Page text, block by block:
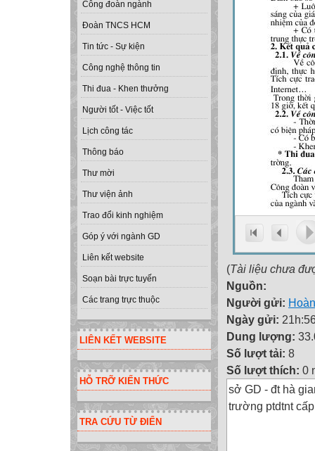
Công đoàn ngành
Đoàn TNCS HCM
Tin tức - Sự kiện
Công nghệ thông tin
Thi đua - Khen thưởng
Người tốt - Việc tốt
Lịch công tác
Thông báo
Thư mời
Thư viện ảnh
Trao đổi kinh nghiệm
Góp ý với ngành GD
Liên kết website
Soạn bài trực tuyến
Các trang trực thuộc
LIÊN KẾT WEBSITE
HỖ TRỠ KIẾN THỨC
TRA CỨU TỪ ĐIỂN
(Tài liệu chưa
Nguồn:
Người gửi:
Ngày gửi:
Dung lượng:
Số lượt tải: 8
Số lượt thích: 0
sở GD - đt hà
trường ptdtnt